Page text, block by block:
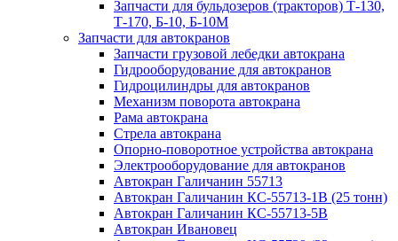
Запчасти для бульдозеров (тракторов) Т-130,
Т-170, Б-10, Б-10М
Запчасти для автокранов
Запчасти грузовой лебедки автокрана
Гидрооборудование для автокранов
Гидроцилиндры для автокранов
Механизм поворота автокрана
Рама автокрана
Стрела автокрана
Опорно-поворотное устройства автокрана
Электрооборудование для автокранов
Автокран Галичанин 55713
Автокран Галичанин КС-55713-1В (25 тонн)
Автокран Галичанин КС-55713-5В
Автокран Ивановец